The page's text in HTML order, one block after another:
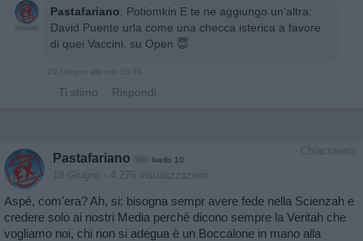
Pastafariano: Potiomkin E te ne aggiungo un'altra:
David Puente urla come una checca isterica a favore
di quei Vaccini, su Open 😇
29 Giugno alle ore 18:39
· Ti stimo · Rispondi
Chiacchiera
Pastafariano livello 10
18 Giugno - 4.276 visualizzazioni
Aspè, com'era? Ah, si: bisogna sempr avere fede nella Scienzah e
credere solo ai nostri Media perchè dicono sempre la Veritah che
vogliamo noi, chi non si adegua è un Boccalone in mano alla